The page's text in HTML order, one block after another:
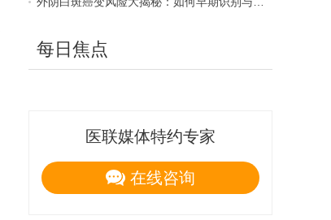
每日焦点
医联媒体特约专家
在线咨询